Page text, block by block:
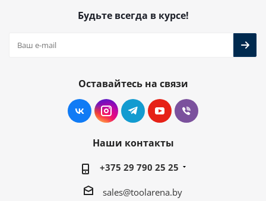
Будьте всегда в курсе!
Оставайтесь на связи
Наши контакты
+375 29 790 25 25
sales@toolarena.by